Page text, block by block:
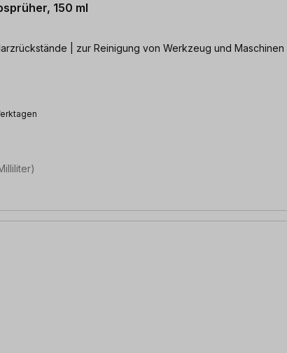
150 ml
| zur Reinigung von Werkzeug und Maschinen